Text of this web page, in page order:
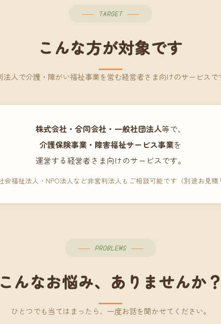
TARGET
こんな方が対象です
法人で介護・障がい福祉事業を営む経営者さま向けのサービスで
株式会社・合同会社・一般社団法人等で、
介護保険事業・障害福祉サービス事業を
運営する経営者さま向けのサービスです。
福祉法人・NPO法人など非営利法人もご相談可能です（別途お見積
PROBLEMS
んなお悩み、ありませんか？
ひとつでも当てはまったら、一度お話を聞かせてください。